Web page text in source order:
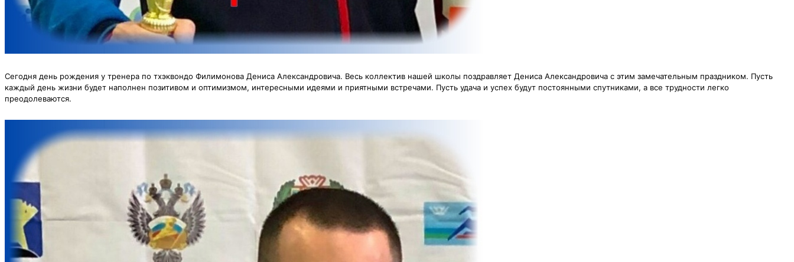
Сегодня день рождения у тренера по тхэквондо Филимонова Дениса Александровича. Весь коллектив нашей школы поздравляет Дениса Александровича с этим замечательным праздником. Пусть
каждый день жизни будет наполнен позитивом и оптимизмом, интересными идеями и приятными встречами. Пусть удача и успех будут постоянными спутниками, а все трудности легко
преодолеваются.